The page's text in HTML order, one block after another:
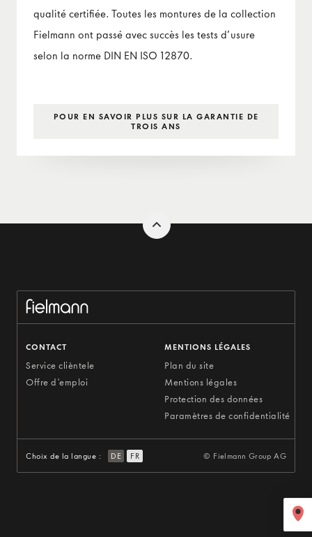
qualité certifiée. Toutes les montures de la collection
Fielmann ont passé avec succès les tests d’usure
selon la norme DIN EN ISO 12870.
POUR EN SAVOIR PLUS SUR LA GARANTIE DE
TROIS ANS
CONTACT
Service clièntele
Offre d'emploi
MENTIONS LÉGALES
Plan du site
Mentions légales
Protection des données
Paramètres de confidentialité
Choix de la langue : DE FR © Fielmann Group AG